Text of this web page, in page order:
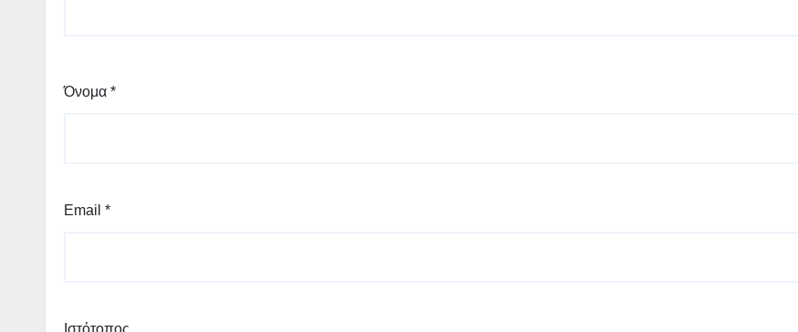
Όνομα *
Email *
Ιστότοπος